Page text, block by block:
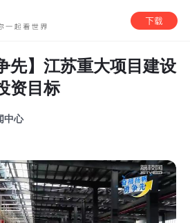
先】江苏重大项目建设
资目标
中心